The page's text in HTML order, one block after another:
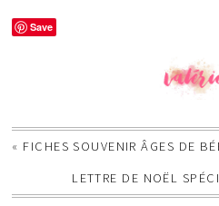
Save
« FICHES SOUVENIR ÂGES DE
LETTRE DE NOËL